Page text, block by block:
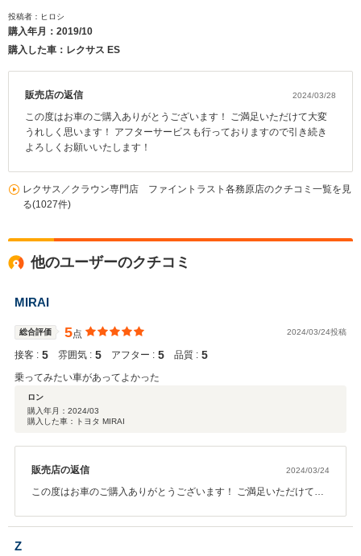
投稿者：ヒロシ
購入年月： 2019/10
購入した車：レクサス ES
販売店の返信 2024/03/28
この度はお車のご購入ありがとうございます！ ご満足いただけて大変
うれしく思います！ アフターサービスも行っておりますので引き続き
よろしくお願いいたします！
レクサス／クラウン専門店 ファイントラスト各務原店のクチコミ一覧を見
る(1027件)
他のユーザーのクチコミ
MIRAI
総合評価 5点 2024/03/24投稿
接客 : 5 雰囲気 : 5 アフター : 5 品質 : 5
乗ってみたい車があってよかった
ロン
購入年月： 2024/03
購入した車：トヨタ MIRAI
販売店の返信 2024/03/24
この度はお車のご購入ありがとうございます！ ご満足いただけて大
Z